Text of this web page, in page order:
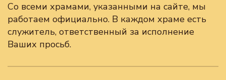
Со всеми храмами, указанными на сайте, мы
работаем официально. В каждом храме есть
служитель, ответственный за исполнение
Ваших просьб.